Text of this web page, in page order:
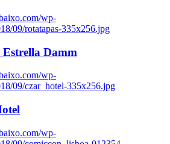
wp-
09/rotatapas-335x256.jpg
Estrella Damm
wp-
09/czar_hotel-335x256.jpg
wp-